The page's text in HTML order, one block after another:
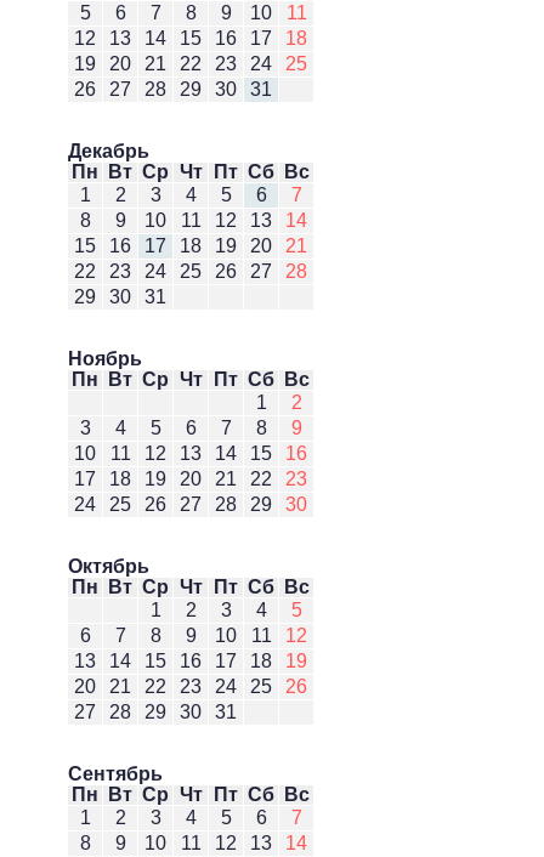
5
6 7 8 9 10
11
12
13 14 15 16 17
18
19
20 21 22 23 24
25
26
27 28 29 30 31
Декабрь
Пн
Вт Ср Чт Пт Сб
Вс
1
2 3 4 5 6
7
8
9 10 11 12 13
14
15
16 17 18 19 20
21
22
23 24 25 26 27
28
29
30 31
Ноябрь
Пн
Вт Ср Чт Пт Сб
Вс
1
2
3
4 5 6 7 8
9
10
11 12 13 14 15
16
17
18 19 20 21 22
23
24
25 26 27 28 29 30
Октябрь
Пн
Вт Ср Чт Пт Сб
Вс
1
2 3 4
5
6
7 8 9 10 11
12
13
14 15 16 17 18
19
20
21 22 23 24 25
26
27
28 29 30 31
Сентябрь
Пн
Вт Ср Чт Пт Сб
Вс
1
2 3 4 5 6
7
8
9 10 11 12 13
14